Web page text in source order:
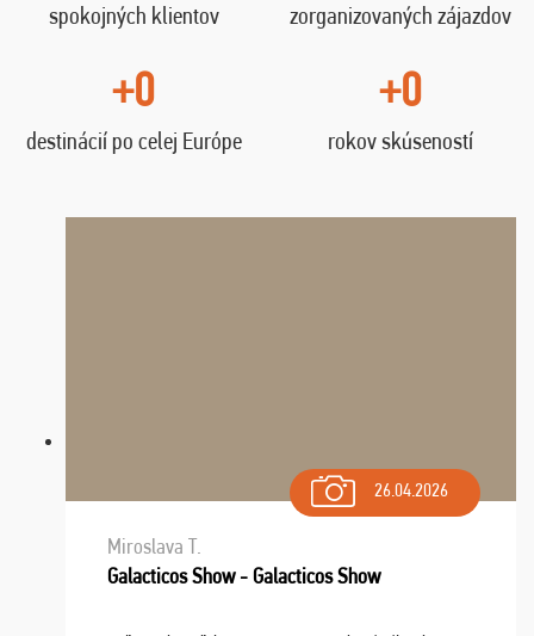
spokojných klientov zorganizovaných zájazdov
+0
destinácií po celej Európe
+0
rokov skúseností
26.04.2026
Miroslava T.
Galacticos Show - Galacticos Show